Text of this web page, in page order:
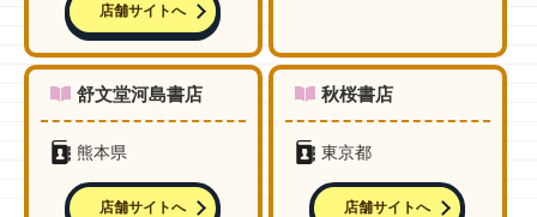
店舗サイトへ
舒文堂河島書店
熊本県
店舗サイトへ
秋桜書店
東京都
店舗サイトへ